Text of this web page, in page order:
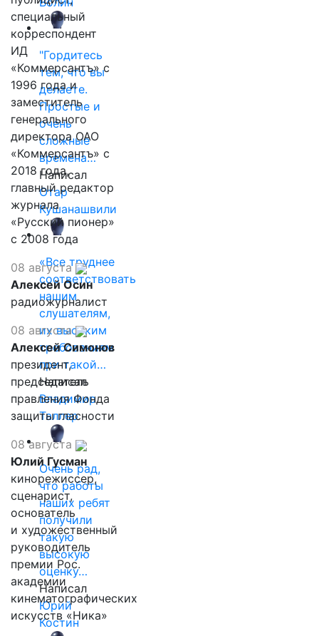
"Гордитесь
тем, что вы
делаете.
Простые и
очень
сложные
времена…
Написал
Отар
Кушанашвили
«Все труднее
соответствовать
нашим
слушателям,
их высоким
требованиям
при такой…
Написал
Владимир
Таллер
Очень рад,
что работы
наших ребят
получили
такую
высокую
оценку…
Написал
Юрий
Костин
специальный
корреспондент
ИД
«Коммерсантъ» с
1996 года и
заместитель
генерального
директора ОАО
«Коммерсантъ» с
2018 года,
главный редактор
журнала
«Русский пионер»
с 2008 года
08 августа
Алексей Осин
радиожурналист
08 августа
Алексей Симонов
президент,
председатель
правления Фонда
защиты гласности
08 августа
Юлий Гусман
кинорежиссер,
сценарист,
основатель
и художественный
руководитель
премии Рос.
академии
кинематографических
искусств «Ника»